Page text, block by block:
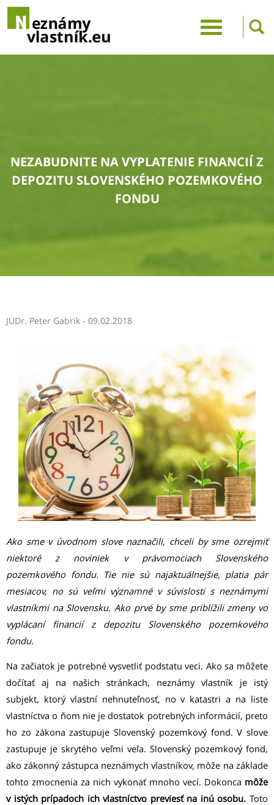
NEZABUDNITE NA VYPLATENIE FINANCIÍ Z
DEPOZITU SLOVENSKÉHO POZEMKOVÉHO
FONDU
JUDr. Peter Gabrik - 09.02.2018
Ako sme v úvodnom slove naznačili, chceli by sme ozrejmiť
niektoré z noviniek v právomociach Slovenského
pozemkového fondu. Tie nie sú najaktuálnejšie, platia pár
mesiacov, no sú veľmi významné v súvislosti s neznámymi
vlastníkmi na Slovensku. Ako prvé by sme priblížili zmeny vo
vyplácaní financií z depozitu Slovenského pozemkového
fondu.
Na začiatok je potrebné vysvetliť podstatu veci. Ako sa môžete
dočítať aj na našich stránkach, neznámy vlastník je istý
subjekt, ktorý vlastní nehnuteľnosť, no v katastri a na liste
vlastníctva o ňom nie je dostatok potrebných informácií, preto
ho zo zákona zastupuje Slovenský pozemkový fond. V slove
zastupuje je skrytého veľmi veľa. Slovenský pozemkový fond,
ako zákonný zástupca neznámych vlastníkov, môže na základe
tohto zmocnenia za nich vykonať mnoho vecí. Dokonca môže
v istých prípadoch ich vlastníctvo previesť na inú osobu. Toto